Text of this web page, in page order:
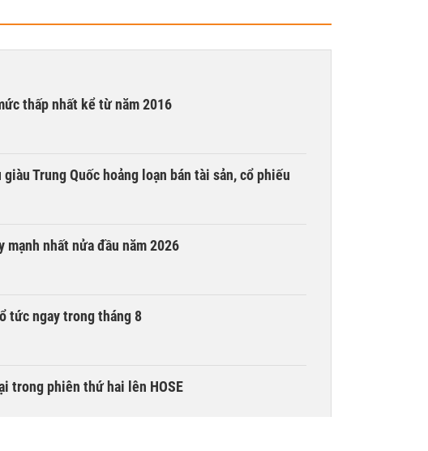
thấp nhất kể từ năm 2016
Trung Quốc hoảng loạn bán tài sản, cổ phiếu
mạnh nhất nửa đầu năm 2026
tức ngay trong tháng 8
trong phiên thứ hai lên HOSE